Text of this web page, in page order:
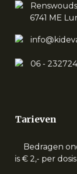
6741 ME
06 -
Tarieven
Bedragen
is € 2,- per dosis